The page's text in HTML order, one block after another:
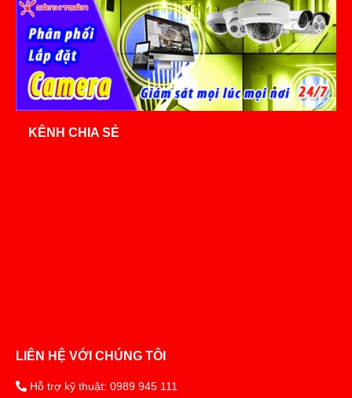
KÊNH CHIA SẺ
LIÊN HỆ VỚI CHÚNG TÔI
Hỗ trợ kỹ thuật: 0989 945 111